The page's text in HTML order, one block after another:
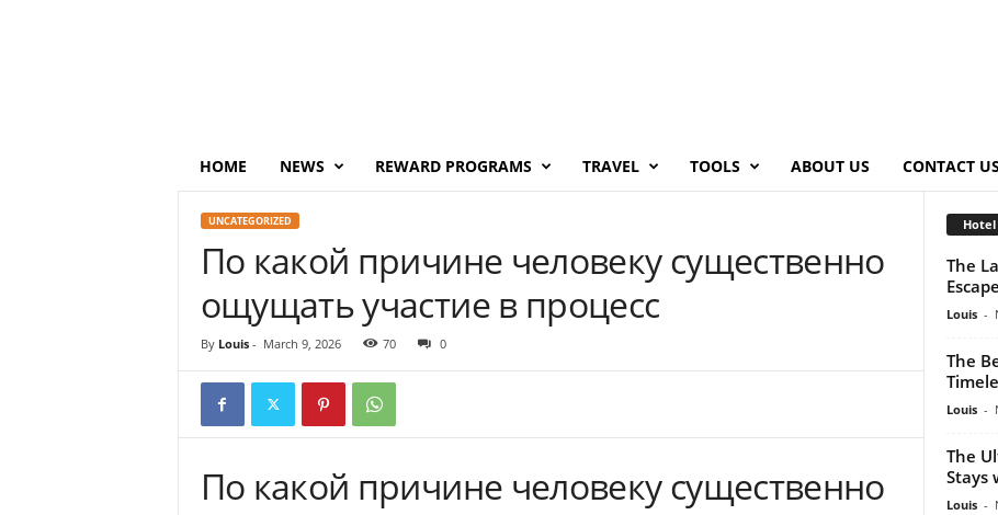
HOME NEWS REWARD PROGRAMS TRAVEL TOOLS ABOUT US CONTACT US
UNCATEGORIZED
По какой причине человеку существенно
ощущать участие в процесс
By Louis- March 9, 2026 70 0
По какой причине человеку существенно
Hotel
The
Louis -
The
Louis -
The
Stays
Louis -